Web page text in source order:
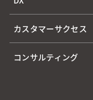
カスタマーサクセス
コンサルティング